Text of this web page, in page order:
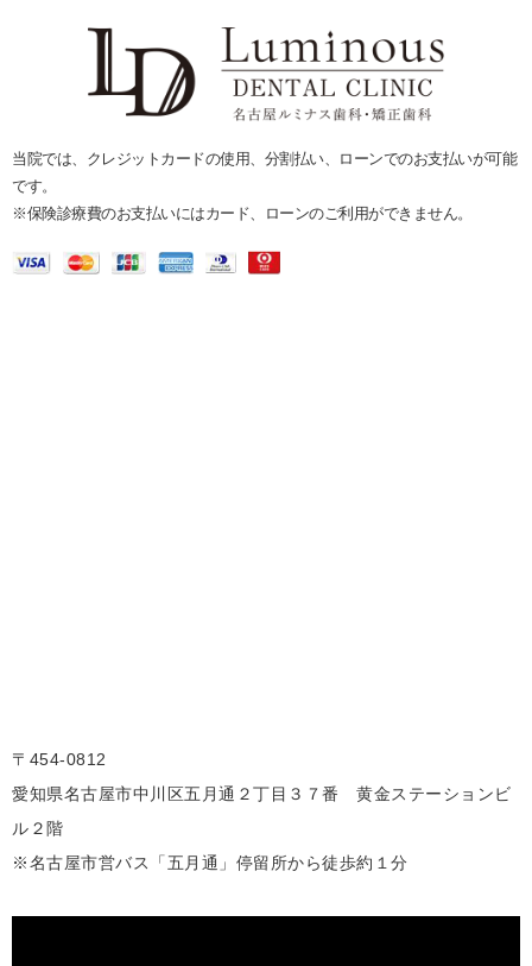
当院では、クレジットカードの使用、分割払い、ローンでのお支払いが可能
です。
※保険診療費のお支払いにはカード、ローンのご利用ができません。
〒454-0812
愛知県名古屋市中川区五月通２丁目３７番 黄金ステーションビ
ル２階
※名古屋市営バス「五月通」停留所から徒歩約１分